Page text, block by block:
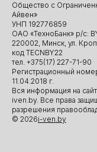
Общество с
Айвен»
УНП 192776859
ОАО «ТехноБанк» р/с:
220002, Минск, ул.
код TECNBY22
тел. +375(17) 227-71-90
Регистрационный
11.04.2018 г.
Вся информация на
iven.by. Все права
разрешения
© 2026i-ven.by